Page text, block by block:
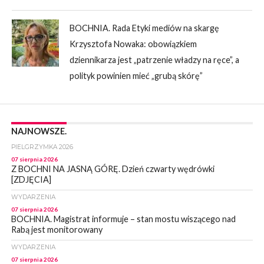
BOCHNIA. Rada Etyki mediów na skargę
Krzysztofa Nowaka: obowiązkiem
dziennikarza jest „patrzenie władzy na ręce”, a
polityk powinien mieć „grubą skórę”
NAJNOWSZE.
PIELGRZYMKA 2026
07 sierpnia 2026
Z BOCHNI NA JASNĄ GÓRĘ. Dzień czwarty wędrówki
[ZDJĘCIA]
WYDARZENIA
07 sierpnia 2026
BOCHNIA. Magistrat informuje – stan mostu wiszącego nad
Rabą jest monitorowany
WYDARZENIA
07 sierpnia 2026